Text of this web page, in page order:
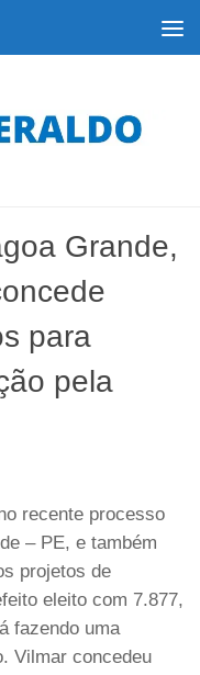
Grande,
para
pela
recente processo
– PE, e também
projetos de
eleito com 7.877,
fazendo uma
Vilmar concedeu